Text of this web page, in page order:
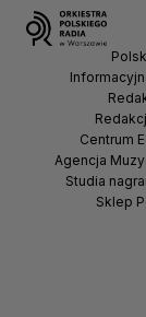
Centrum
Agencja
Studia
Sklep